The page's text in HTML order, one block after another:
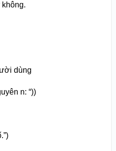
không.
dùng
n: “))